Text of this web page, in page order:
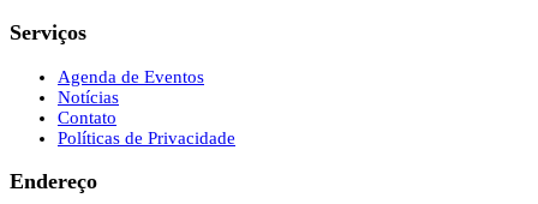
Serviços
Agenda de Eventos
Notícias
Contato
Políticas de Privacidade
Endereço